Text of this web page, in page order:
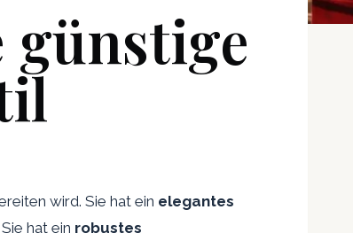
günstige
wird. Sie hat ein elegantes
hat ein robustes